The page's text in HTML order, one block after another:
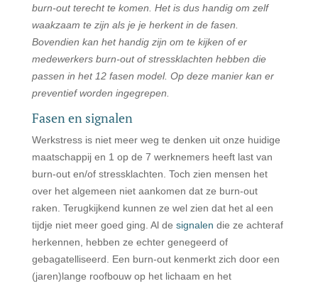
burn-out terecht te komen. Het is dus handig om zelf
waakzaam te zijn als je je herkent in de fasen.
Bovendien kan het handig zijn om te kijken of er
medewerkers burn-out of stressklachten hebben die
passen in het 12 fasen model. Op deze manier kan er
preventief worden ingegrepen.
Fasen en signalen
Werkstress is niet meer weg te denken uit onze huidige
maatschappij en 1 op de 7 werknemers heeft last van
burn-out en/of stressklachten. Toch zien mensen het
over het algemeen niet aankomen dat ze burn-out
raken. Terugkijkend kunnen ze wel zien dat het al een
tijdje niet meer goed ging. Al de signalen die ze achteraf
herkennen, hebben ze echter genegeerd of
gebagatelliseerd. Een burn-out kenmerkt zich door een
(jaren)lange roofbouw op het lichaam en het